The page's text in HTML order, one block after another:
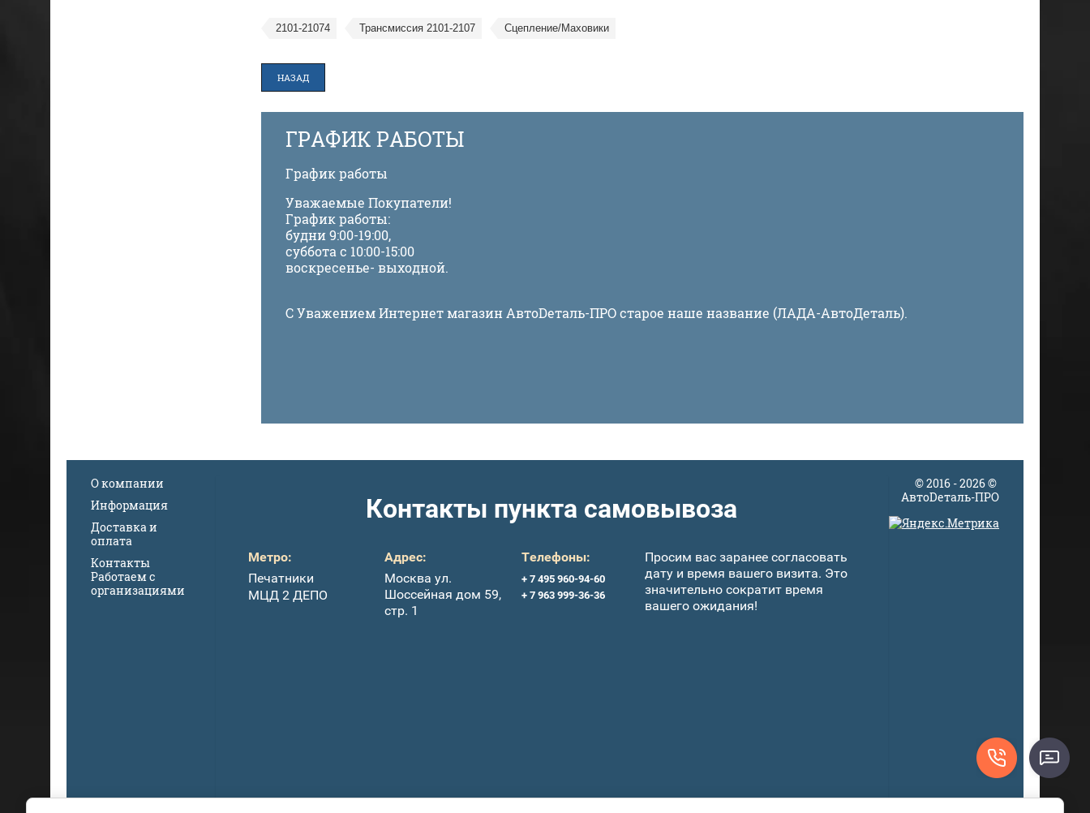
2101-21074 Трансмиссия 2101-2107 Сцепление/Маховики
НАЗАД
ГРАФИК РАБОТЫ
График работы
Уважаемые Покупатели!
График работы:
будни 9:00-19:00,
суббота с 10:00-15:00
воскресенье- выходной.
С Уважением Интернет магазин АвтоDеталь-ПРО старое наше название (ЛАДА-АвтоДеталь).
О компании
Информация
Доставка и
оплата
Контакты
Работаем с
организациями
Контакты пункта самовывоза
Метро:
Печатники
МЦД 2 ДЕПО
Адрес:
Москва ул.
Шоссейная дом 59,
стр. 1
Телефоны:
+ 7 495 960-94-60
+ 7 963 999-36-36
Просим вас заранее согласовать
дату и время вашего визита. Это
значительно сократит время
вашего ожидания!
© 2016 - 2026 ©
АвтоDеталь-ПРО